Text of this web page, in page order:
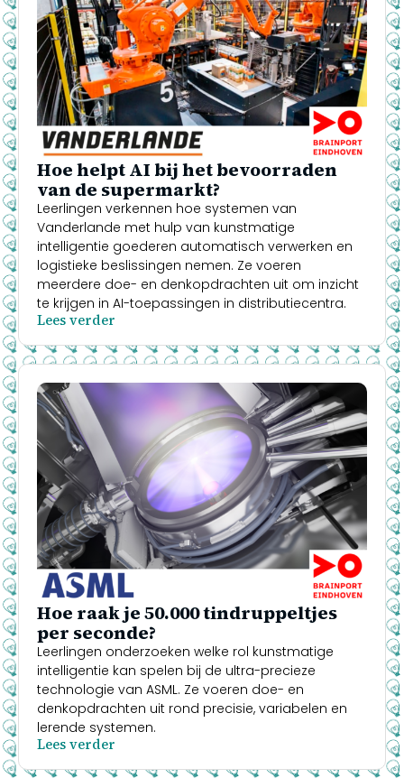
Hoe helpt AI bij het bevoorraden
van de supermarkt?
Leerlingen verkennen hoe systemen van
Vanderlande met hulp van kunstmatige
intelligentie goederen automatisch verwerken en
logistieke beslissingen nemen. Ze voeren
meerdere doe- en denkopdrachten uit om inzicht
te krijgen in AI-toepassingen in distributiecentra.
Lees verder
Hoe raak je 50.000 tindruppeltjes
per seconde?
Leerlingen onderzoeken welke rol kunstmatige
intelligentie kan spelen bij de ultra-precieze
technologie van ASML. Ze voeren doe- en
denkopdrachten uit rond precisie, variabelen en
lerende systemen.
Lees verder